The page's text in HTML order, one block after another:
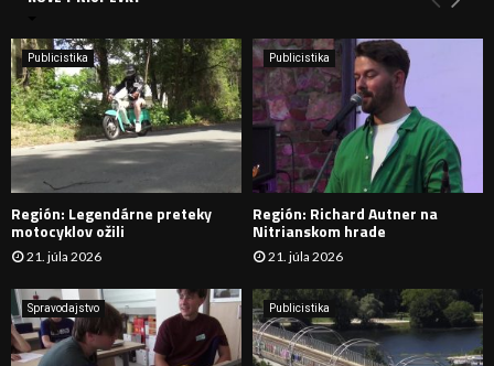
i
e
:
H
D
A
N
Publicistika
Región: Legendárne preteky
motocyklov ožili
21. júla 2026
Publicistika
Región: Richard Autner na
Nitrianskom hrade
21. júla 2026
Spravodajstvo Publicistika